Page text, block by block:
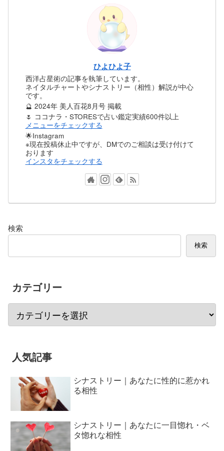
ひよひよ子
西洋占星術の記事を執筆しています。
ネイタルチャートやシナストリー（相性）解説が中心
です。
🔮 2024年 美人百花8月号 掲載
🌷 ココナラ・STORESで占い鑑定実績600件以上
メニューをチェックする
🌟Instagram
※現在投稿休止中ですが、DMでのご相談は受け付けて
おります
インスタをチェックする
検索
検索
カテゴリー
人気記事
シナストリー｜あなたに性的に惹かれ
る相性
シナストリー｜あなたに一目惚れ・ベ
タ惚れな相性